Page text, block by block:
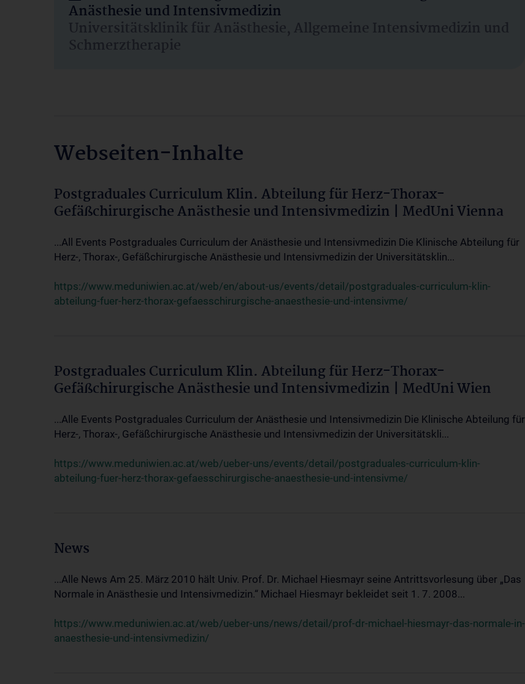
Anästhesie und Intensivmedizin
Universitätsklinik für Anästhesie, Allgemeine Intensivmedizin und
Schmerztherapie
Webseiten-Inhalte
Postgraduales Curriculum Klin. Abteilung für Herz-Thorax-
Gefäßchirurgische Anästhesie und Intensivmedizin | MedUni Vienna
...All Events Postgraduales Curriculum der Anästhesie und Intensivmedizin Die Klinische Abteilung für
Herz-, Thorax-, Gefäßchirurgische Anästhesie und Intensivmedizin der Universitätsklin...
https://www.meduniwien.ac.at/web/en/about-us/events/detail/postgraduales-curriculum-klin-
abteilung-fuer-herz-thorax-gefaesschirurgische-anaesthesie-und-intensivme/
Postgraduales Curriculum Klin. Abteilung für Herz-Thorax-
Gefäßchirurgische Anästhesie und Intensivmedizin | MedUni Wien
...Alle Events Postgraduales Curriculum der Anästhesie und Intensivmedizin Die Klinische Abteilung für
Herz-, Thorax-, Gefäßchirurgische Anästhesie und Intensivmedizin der Universitätskli...
https://www.meduniwien.ac.at/web/ueber-uns/events/detail/postgraduales-curriculum-klin-
abteilung-fuer-herz-thorax-gefaesschirurgische-anaesthesie-und-intensivme/
News
...Alle News Am 25. März 2010 hält Univ. Prof. Dr. Michael Hiesmayr seine Antrittsvorlesung über „Das
Normale in Anästhesie und Intensivmedizin.“ Michael Hiesmayr bekleidet seit 1. 7. 2008...
https://www.meduniwien.ac.at/web/ueber-uns/news/detail/prof-dr-michael-hiesmayr-das-normale-in-
anaesthesie-und-intensivmedizin/